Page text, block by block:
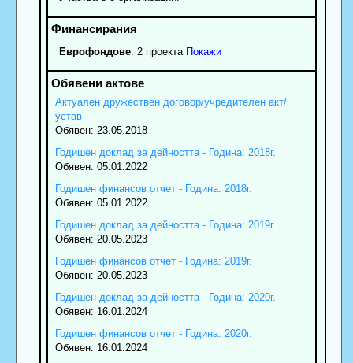
Еврофондове: 2 проекта Покажи
Актуален дружествен договор/учредителен акт/
устав
Обявен: 23.05.2018
Годишен доклад за дейността - Година: 2018г.
Обявен: 05.01.2022
Годишен финансов отчет - Година: 2018г.
Обявен: 05.01.2022
Годишен доклад за дейността - Година: 2019г.
Обявен: 20.05.2023
Годишен финансов отчет - Година: 2019г.
Обявен: 20.05.2023
Годишен доклад за дейността - Година: 2020г.
Обявен: 16.01.2024
Годишен финансов отчет - Година: 2020г.
Обявен: 16.01.2024